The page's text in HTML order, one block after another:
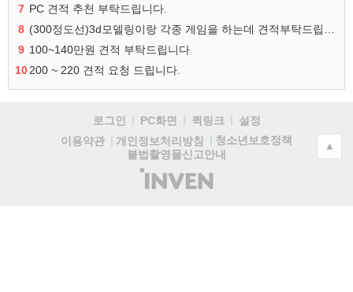
7 PC 견적 추천 부탁드립니다.
8
9 100~140만원 견적 부탁드립니다
10200 ~ 220 견적 요청 드립니다.
로그인 PC화면 퀵링크
설정
이용약관
개인정보처리방침
청소년보호정책
불법촬영물신고안내
(주)
인
▲